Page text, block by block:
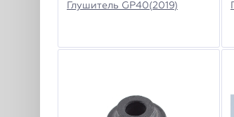
Глушитель GP40(2019)